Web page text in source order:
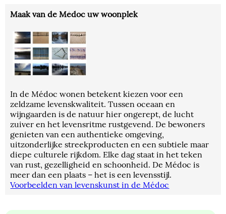
Maak van de Médoc uw woonplek
In de Médoc wonen betekent kiezen voor een
zeldzame levenskwaliteit. Tussen oceaan en
wijngaarden is de natuur hier ongerept, de lucht
zuiver en het levensritme rustgevend. De bewoners
genieten van een authentieke omgeving,
uitzonderlijke streekproducten en een subtiele maar
diepe culturele rijkdom. Elke dag staat in het teken
van rust, gezelligheid en schoonheid. De Médoc is
meer dan een plaats – het is een levensstijl.
Voorbeelden van levenskunst in de Médoc